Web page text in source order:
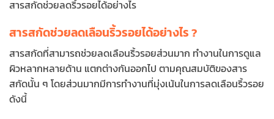
สารสกัดช่วยลดริ้วรอยได้อย่างไร
สารสกัดช่วยลดเลือนริ้วรอยได้อย่างไร ?
สารสกัดที่สามารถช่วยลดเลือนริ้วรอยส่วนมาก ทำงานในการดูแล
ผิวหลากหลายด้าน แตกต่างกันออกไป ตามคุณสมบัติของสาร
สกัดนั้น ๆ โดยส่วนมากมีการทำงานที่มุ่งเน้นในการลดเลือนริ้วรอย
ดังนี้